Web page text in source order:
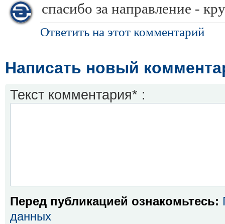
спасибо за направление -
Ответить на этот комментарий
Написать новый
Текст комментария* :
Перед публикацией ознакомьтесь:
данных